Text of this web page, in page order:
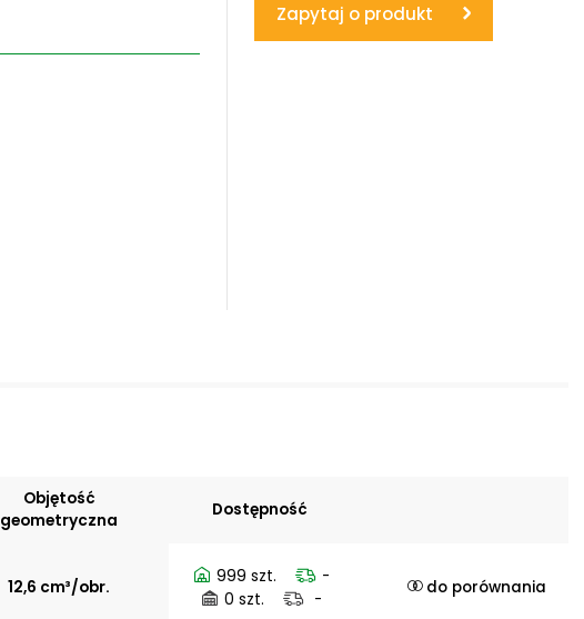
www.powerhydraulics.eu
Zapytaj o produkt
Objętość
geometryczna
Dostępność
12,6 cm³/obr.
999 szt.
-
0 szt.
-
do porównania